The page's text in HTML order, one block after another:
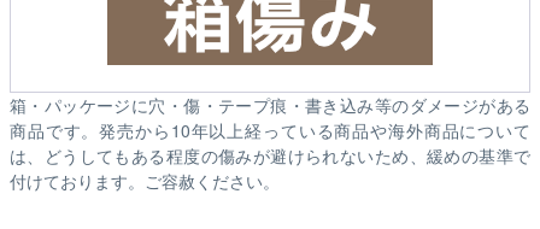
箱・パッケージに穴・傷・テープ痕・書き込み等のダメージがある
商品です。発売から10年以上経っている商品や海外商品について
は、どうしてもある程度の傷みが避けられないため、緩めの基準で
付けております。ご容赦ください。